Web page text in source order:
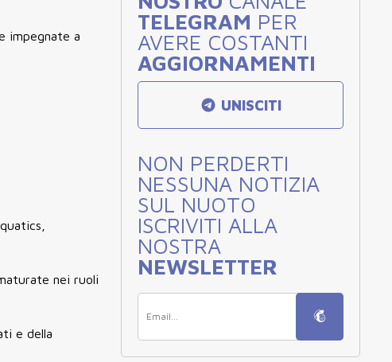
impegnate a
nei ruoli
e della
TELEGRAM PER
AVERE COSTANTI
AGGIORNAMENTI
UNISCITI
NON PERDERTI
NESSUNA NOTIZIA
SUL NUOTO
ISCRIVITI ALLA
NOSTRA
NEWSLETTER